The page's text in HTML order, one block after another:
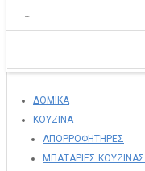
ΔΟΜΙΚΑ
ΚΟΥΖΙΝΑ
ΑΠΟΡΡΟΦΗΤΗΡΕΣ
ΜΠΑΤΑΡΙΕΣ ΚΟΥΖΙΝΑΣ